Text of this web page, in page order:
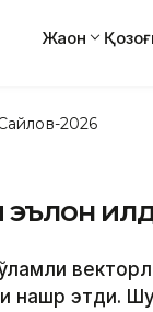
Жаҳон
2026
нашр этди.